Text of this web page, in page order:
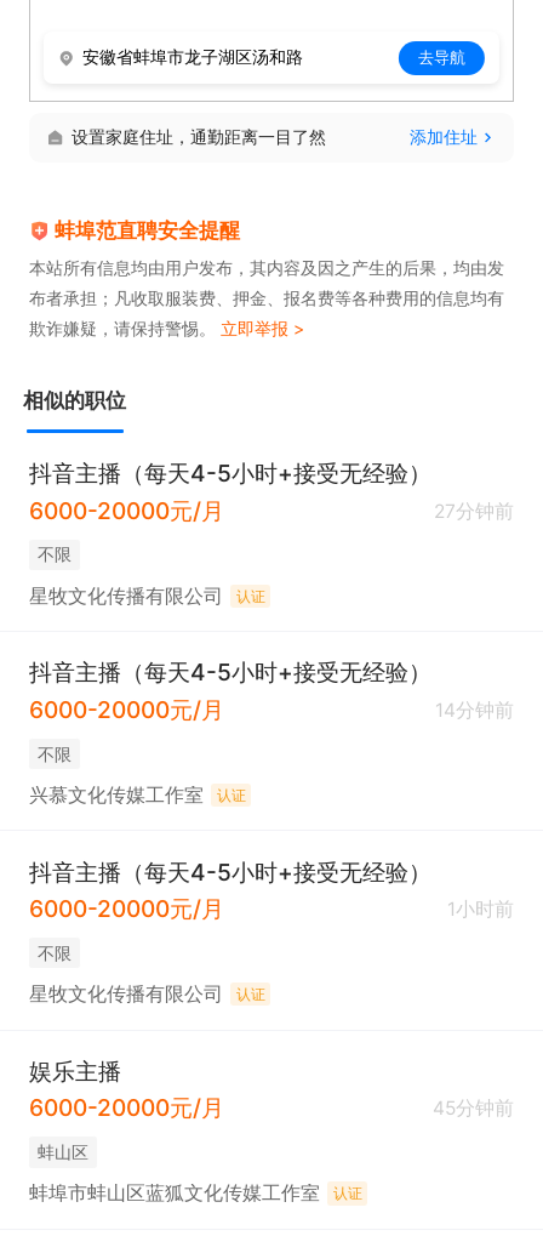
安徽省蚌埠市龙子湖区汤和路 去导航
设置家庭住址，通勤距离一目了然 添加住址
蚌埠范直聘安全提醒
本站所有信息均由用户发布，其内容及因之产生的后果，均由发
布者承担；凡收取服装费、押金、报名费等各种费用的信息均有
欺诈嫌疑，请保持警惕。 立即举报 >
相似的职位
抖音主播（每天4-5小时+接受无经验）
6000-20000元/月
27分钟前
不限
星牧文化传播有限公司 认证
抖音主播（每天4-5小时+接受无经验）
6000-20000元/月
14分钟前
不限
兴慕文化传媒工作室 认证
抖音主播（每天4-5小时+接受无经验）
6000-20000元/月
1小时前
不限
星牧文化传播有限公司 认证
娱乐主播
6000-20000元/月
45分钟前
蚌山区
蚌埠市蚌山区蓝狐文化传媒工作室 认证